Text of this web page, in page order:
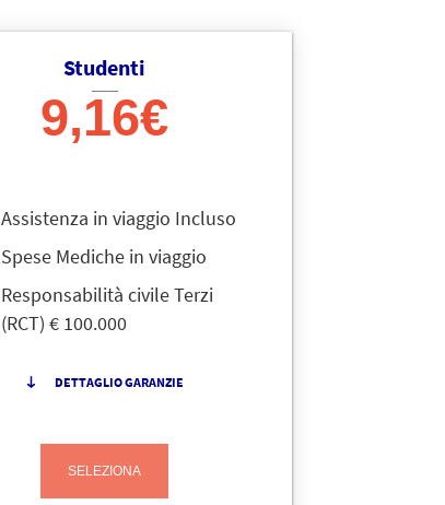
Studenti
9,16€
Assistenza in viaggio Incluso
Spese Mediche in viaggio
Responsabilità civile Terzi
(RCT) € 100.000
DETTAGLIO GARANZIE
SELEZIONA